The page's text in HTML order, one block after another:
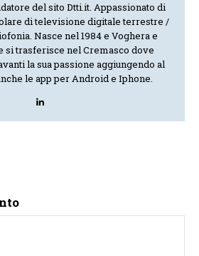
del sito Dtti.it. Appassionato di
di televisione digitale terrestre /
Nasce nel 1984 e Voghera e
si trasferisce nel Cremasco dove
la sua passione aggiungendo al
le app per Android e Iphone.